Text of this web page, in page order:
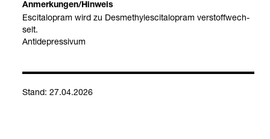
Anmer­kun­gen/Hin­weis
Esci­talo­pram wird zu Des­me­thyles­ci­talo­pram ver­stoff­wech­
selt.
Anti­de­pres­si­vum
Stand: 27.04.2026